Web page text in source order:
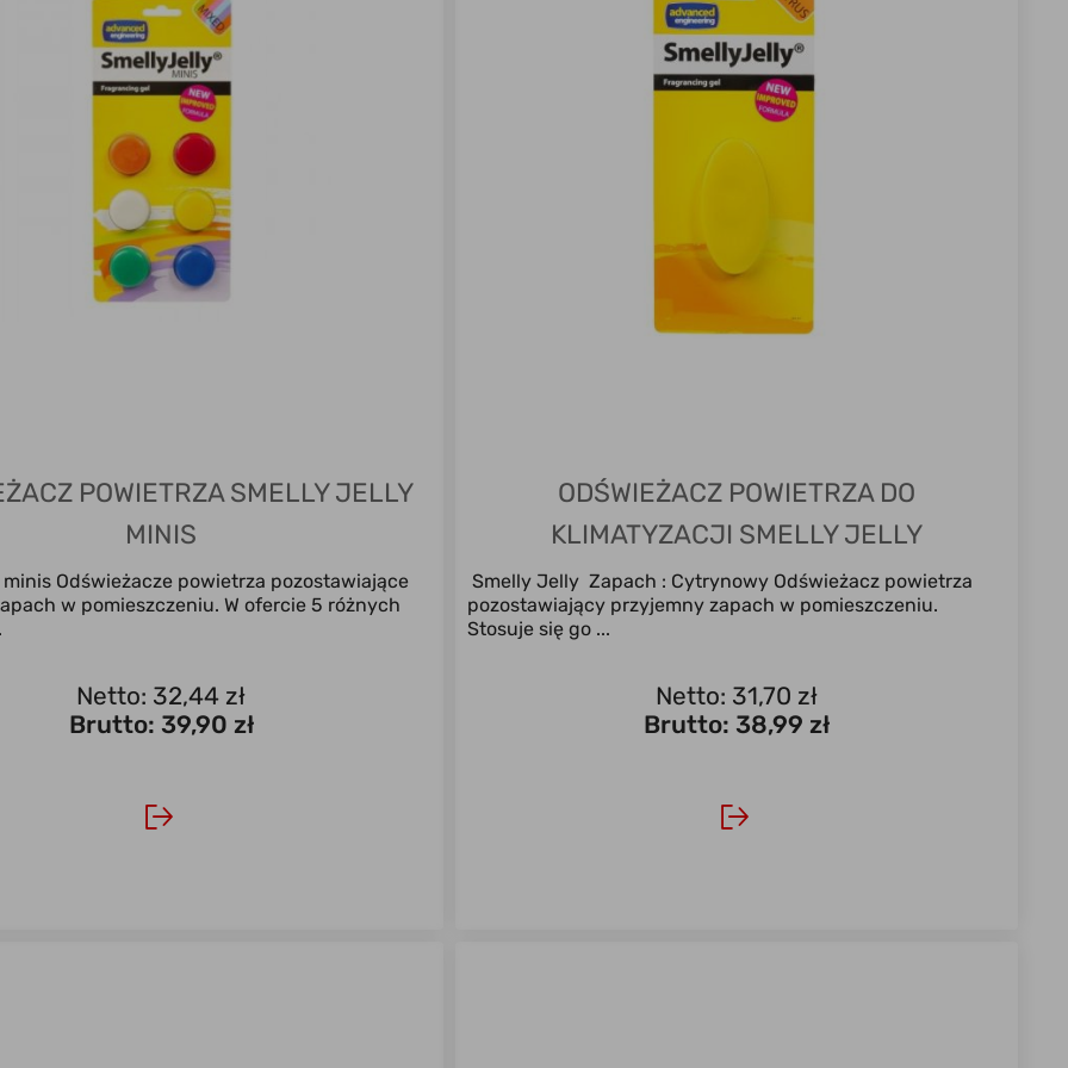
POWIETRZA SMELLY JELLY
MINIS
Odświeżacze powietrza pozostawiające
w pomieszczeniu. W ofercie 5 różnych
Netto: 32,44 zł
Brutto: 39,90 zł
ODŚWIEŻACZ POWIETRZA DO
KLIMATYZACJI SMELLY JELLY
CYTRYNOWY
Smelly Jelly Zapach : Cytrynowy Odświeżacz powietrza
pozostawiający przyjemny zapach w pomieszczeniu.
Stosuje się go ...
Netto: 31,70 zł
Brutto: 38,99 zł